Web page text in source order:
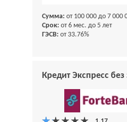
Сумма: от 100 000 до 7 000
Срок: от 6 мес. до 5 лет
ГЭСВ: от 33.76%
Кредит Экспресс без